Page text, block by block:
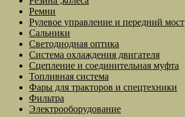
Ремни
Рулевое управление и передний мост
Сальники
Светодиодная оптика
Система охлаждения двигателя
Сцепление и соединительная муфта
Топливная система
Фары для тракторов и спецтехники
Фильтра
Электрооборудование